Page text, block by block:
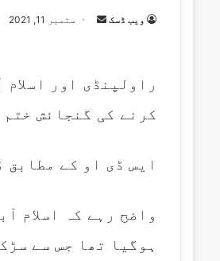
ویب ڈسک
Send ستمبر 11, 2021
راولپنڈی اور
کرنے کی گنجائش
ایس ڈی او کے
واضح رہے کہ اسلام
ہوگیا تھا جس سے